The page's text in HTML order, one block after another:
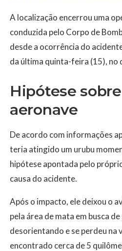
A localização encerrou uma
conduzida pelo Corpo de
desde a ocorrência do
da última quinta-feira (15),
Hipótese
aeronave
De acordo com informações
teria atingido um urubu
hipótese apontada pelo
causa do acidente.
Após o impacto, ele deixou o
pela área de mata em busca
desorientando e se perdeu na
encontrado cerca de 5